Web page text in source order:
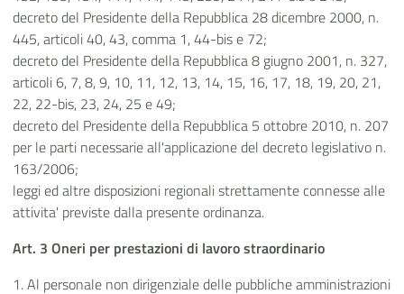
decreto del Presidente della Repubblica 28 dicembre 2000, n.
445, articoli 40, 43, comma 1, 44-bis e 72;
decreto del Presidente della Repubblica 8 giugno 2001, n. 327,
articoli 6, 7, 8, 9, 10, 11, 12, 13, 14, 15, 16, 17, 18, 19, 20, 21,
22, 22-bis, 23, 24, 25 e 49;
decreto del Presidente della Repubblica 5 ottobre 2010, n. 207
per le parti necessarie all'applicazione del decreto legislativo n.
163/2006;
leggi ed altre disposizioni regionali strettamente connesse alle
attivita' previste dalla presente ordinanza.
Art. 3 Oneri per prestazioni di lavoro straordinario
1. Al personale non dirigenziale delle pubbliche amministrazioni